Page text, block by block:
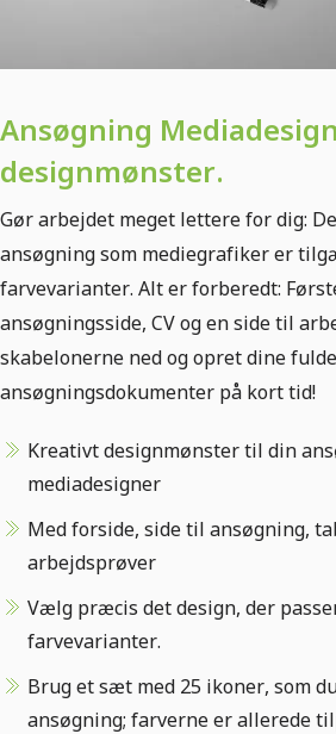
Ansøgning
designmønster.
Gør arbejdet meget lettere for dig:
ansøgning som mediegrafiker er
farvevarianter. Alt er forberedt:
ansøgningsside, CV og en side til
skabelonerne ned og opret dine fulde
ansøgningsdokumenter på kort tid!
Kreativt designmønster til din
mediadesigner
Med forside, side til ansøgning,
arbejdsprøver
Vælg præcis det design, der
farvevarianter.
Brug et sæt med 25 ikoner, som
ansøgning; farverne er allerede